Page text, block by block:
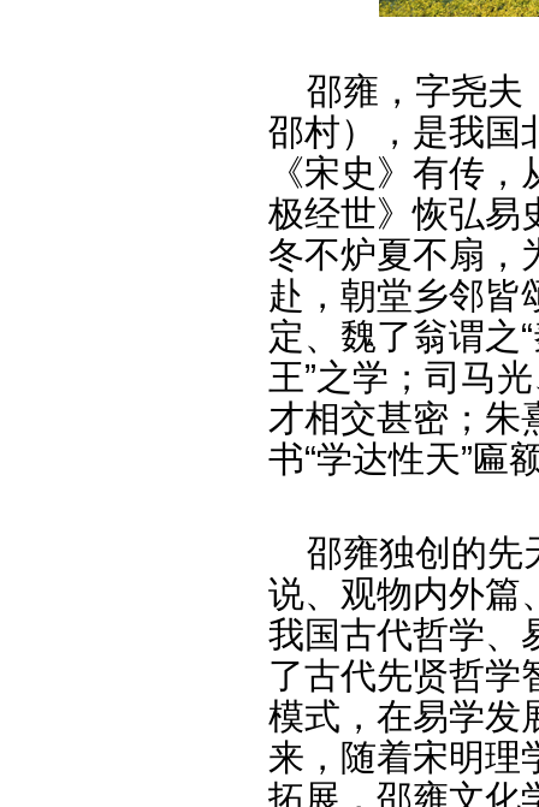
邵雍，字尧夫
邵村），是我国
《宋史》有传
极经世》恢弘易
冬不炉夏不扇，
赴，朝堂乡邻皆
定、魏了翁谓之
王”之学；司马
才相交甚密；朱
书“学达性天”匾
邵雍独创的先
说、观物内外篇
我国古代哲学、
了古代先贤哲学
模式，在易学发
来，随着宋明理
拓展，邵雍文化